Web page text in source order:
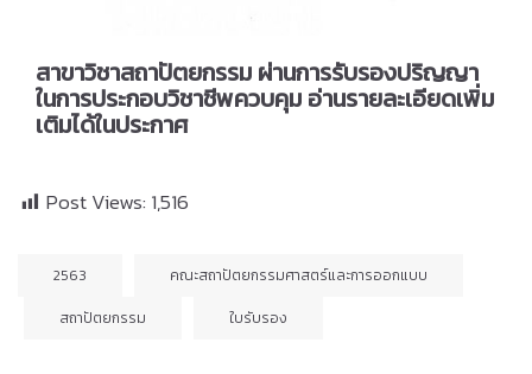
สาขาวิชาสถาปัตยกรรม ผ่านการรับรองปริญญา
ในการประกอบวิชาชีพควบคุม อ่านรายละเอียดเพิ่ม
เติมได้ในประกาศ
Post Views: 1,516
2563
คณะสถาปัตยกรรมศาสตร์และการออกแบบ
สถาปัตยกรรม
ใบรับรอง